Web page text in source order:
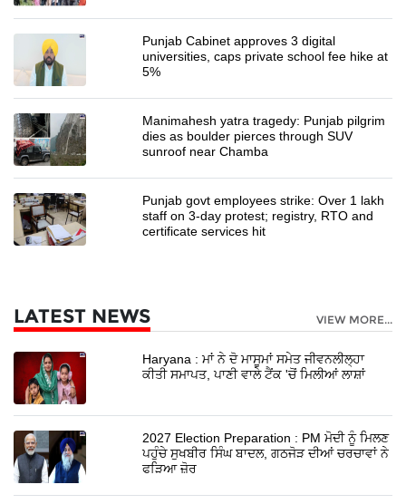
Punjab Cabinet approves 3 digital
universities, caps private school fee hike at
5%
Manimahesh yatra tragedy: Punjab pilgrim
dies as boulder pierces through SUV
sunroof near Chamba
Punjab govt employees strike: Over 1 lakh
staff on 3-day protest; registry, RTO and
certificate services hit
LATEST NEWS VIEW MORE...
Haryana : ਮਾਂ ਨੇ ਦੋ ਮਾਸੂਮਾਂ ਸਮੇਤ ਜੀਵਨਲੀਲ੍ਹਾ
ਕੀਤੀ ਸਮਾਪਤ, ਪਾਣੀ ਵਾਲੇ ਟੈਂਕ 'ਚੋਂ ਮਿਲੀਆਂ ਲਾਸ਼ਾਂ
2027 Election Preparation : PM ਮੋਦੀ ਨੂੰ ਮਿਲਣ
ਪਹੁੰਚੇ ਸੁਖਬੀਰ ਸਿੰਘ ਬਾਦਲ, ਗਠਜੋੜ ਦੀਆਂ ਚਰਚਾਵਾਂ ਨੇ
ਫੜਿਆ ਜ਼ੋਰ